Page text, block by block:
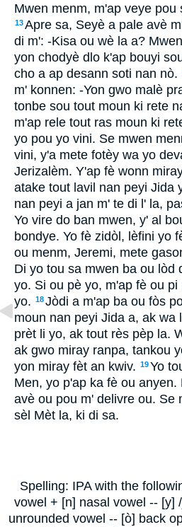
Mwen menm, m'ap veye pou
13Apre sa, Seyè a pale avè
di m': -Kisa ou wè la a?
yon chodyè dlo k'ap bouyi
cho a ap desann soti nan nò.
m' konnen: -Yon gwo malè
tonbe sou tout moun ki rete
m'ap rele tout ras moun ki
yo pou yo vini. Se mwen
vini, y'a mete fotèy wa yo
Jerizalèm. Y'ap fè wonn
atake tout lavil nan peyi Jida
nan peyi a jan m' te di l' la,
Yo vire do ban mwen, y' al
bondye. Yo fè zidòl, lèfini yo
ou menm, Jeremi, mete
Di yo tou sa mwen ba ou lòd
yo. Si ou pè yo, m'ap fè ou
yo. 18Jòdi a m'ap ba ou fòs
moun nan peyi Jida a, ak wa
prèt li yo, ak tout rès pèp la.
ak gwo miray ranpa, tankou
yon miray fèt an kwiv. 19Yo
Men, yo p'ap ka fè ou
avè ou pou m' delivre ou. Se
sèl Mèt la, ki di sa.
Spelling: IPA with the
vowel + [n] nasal vowel -- [y]
unrounded vowel -- [ò] back